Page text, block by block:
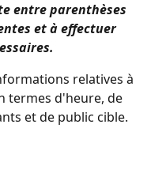
entre parenthèses
et à effectuer
relatives à
termes d'heure, de
et de public cible.